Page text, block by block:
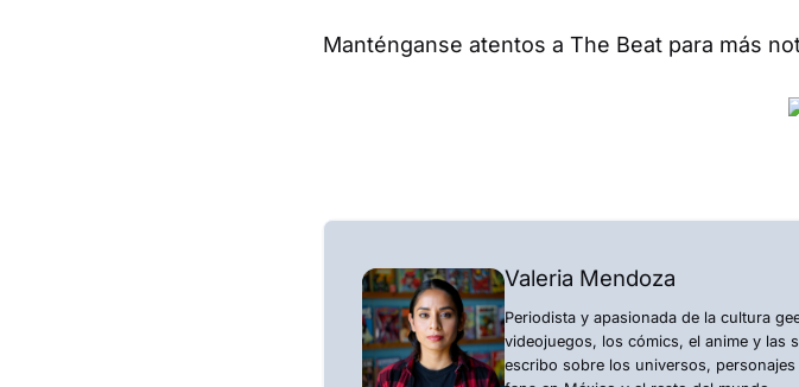
Manténganse atentos a The Beat para más
Valeria Mendoza
Periodista y apasionada de la cultura
videojuegos, los cómics, el anime y las
escribo sobre los universos,